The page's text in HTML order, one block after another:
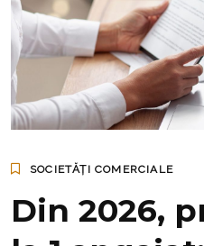
SOCIETĂȚI COMERCIALE
Din 2026,